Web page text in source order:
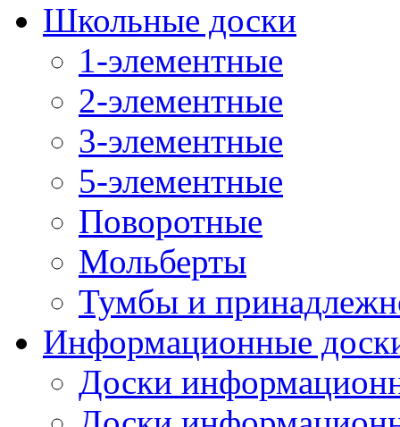
Школьные доски
1-элементные
2-элементные
3-элементные
5-элементные
Поворотные
Мольберты
Тумбы и
Информационные
Доски